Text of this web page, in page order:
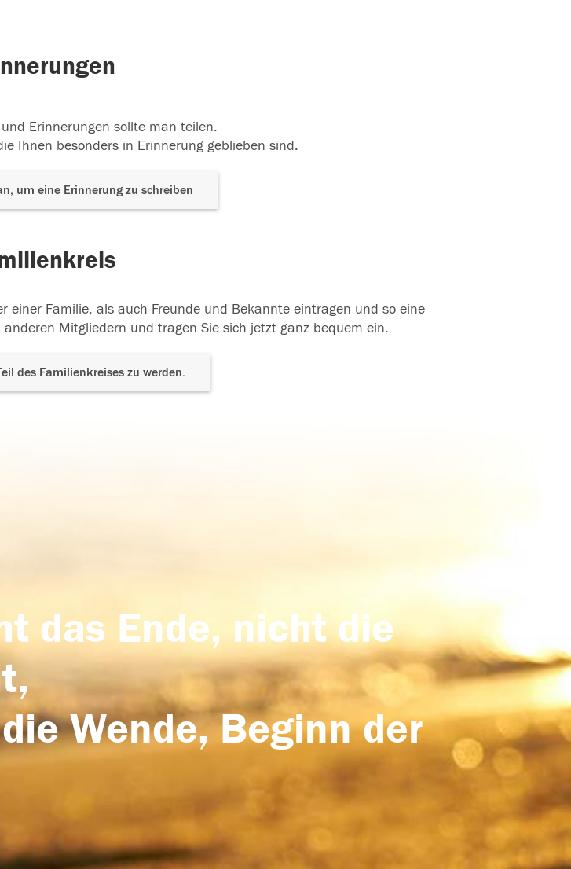
Erinnerungen sollte man teilen.
Ihnen besonders in Erinnerung geblieben sind.
um eine Erinnerung zu schreiben
einer Familie, als auch Freunde und Bekannte eintragen und so eine
Mitgliedern und tragen Sie sich jetzt ganz bequem ein.
des Familienkreises zu werden.
das Ende, nicht die
Wende, Beginn der